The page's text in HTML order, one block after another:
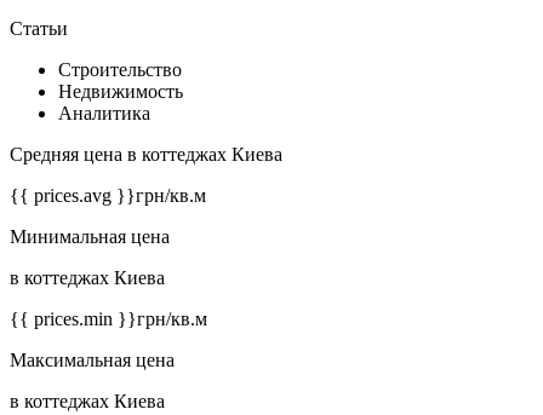
Статьи
Строительство
Недвижимость
Аналитика
Средняя цена в коттеджах Киева
{{ prices.avg }}грн/кв.м
Минимальная цена
в коттеджах Киева
{{ prices.min }}грн/кв.м
Максимальная цена
в коттеджах Киева